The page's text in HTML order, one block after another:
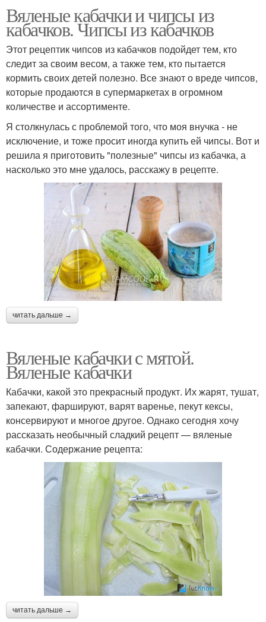
Вяленые кабачки и чипсы из
кабачков. Чипсы из кабачков
Этот рецептик чипсов из кабачков подойдет тем, кто
следит за своим весом, а также тем, кто пытается
кормить своих детей полезно. Все знают о вреде чипсов,
которые продаются в супермаркетах в огромном
количестве и ассортименте.
Я столкнулась с проблемой того, что моя внучка - не
исключение, и тоже просит иногда купить ей чипсы. Вот и
решила я приготовить "полезные" чипсы из кабачка, а
насколько это мне удалось, расскажу в рецепте.
читать дальше →
Вяленые кабачки с мятой.
Вяленые кабачки
Кабачки, какой это прекрасный продукт. Их жарят, тушат,
запекают, фаршируют, варят варенье, пекут кексы,
консервируют и многое другое. Однако сегодня хочу
рассказать необычный сладкий рецепт — вяленые
кабачки. Содержание рецепта:
читать дальше →